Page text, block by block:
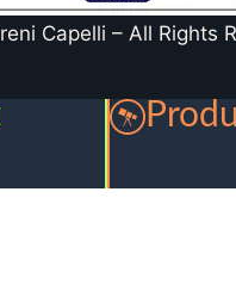
Capelli – All Rights